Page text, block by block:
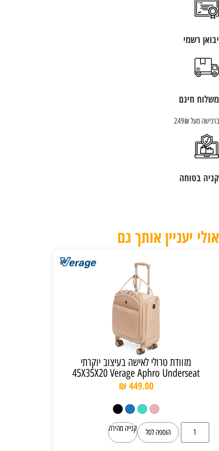
רשמי
חינם
מעל 249₪
בטוחה
יעניין אותך גם
מזוודת טרולי לאישה בעיצוב יוקרתי
45X35X20 Verage Aphro Underseat
₪449.00
הוספה לסל קנייה מהירה